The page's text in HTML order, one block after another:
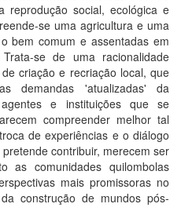
reprodução social, ecológica e
se uma agricultura e uma
bem comum e assentadas em
se de uma racionalidade
criação e recriação local, que
demandas 'atualizadas' da
e instituições que se
compreender melhor tal
de experiências e o diálogo
contribuir, merecem ser
as comunidades quilombolas
mais promissoras no
construção de mundos pós-